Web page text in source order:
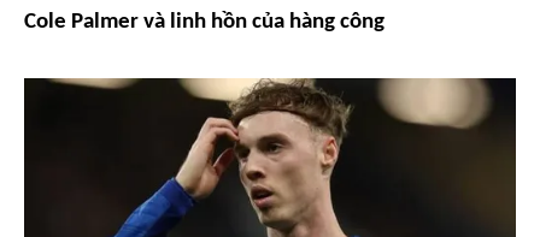
Cole Palmer và linh hồn của hàng công